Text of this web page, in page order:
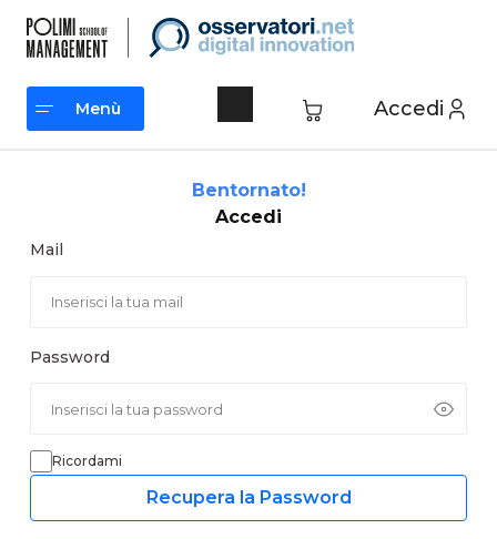
contenuto
Accedi
Menù
Bentornato!
Accedi
Mail
Password
Ricordami
Recupera la Password